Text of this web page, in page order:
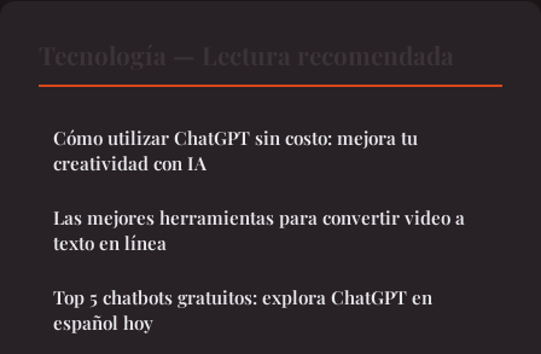
Cómo utilizar ChatGPT sin costo: mejora tu
creatividad con IA
Las mejores herramientas para convertir video a
texto en línea
Top 5 chatbots gratuitos: explora ChatGPT en
español hoy